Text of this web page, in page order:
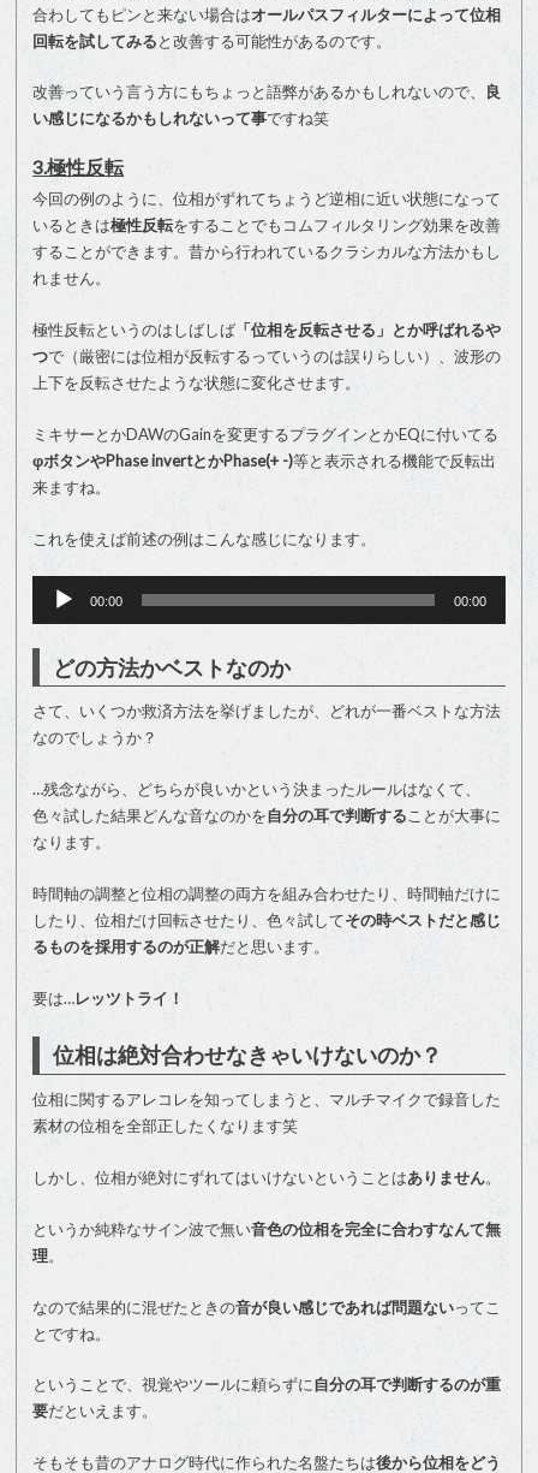
合わしてもピンと来ない場合はオールパスフィルターによって位相
回転を試してみると改善する可能性があるのです。
改善っていう言う方にもちょっと語弊があるかもしれないので、
良
い感じになるかもしれないって事ですね笑
3.極性反転
今回の例のように、位相がずれてちょうど逆相に近い状態になって
いるときは極性反転をすることでもコムフィルタリング効果を改善
することができます。昔から行われているクラシカルな方法かもし
れません。
極性反転というのはしばしば 「位相を反転させる」とか呼ばれるや
つで（厳密には位相が反転するっていうのは誤りらしい）、波形の
上下を反転させたような状態に変化させます。
ミキサーとかDAWのGainを変更するプラグインとかEQに付いてる
φボタンやPhase invertとかPhase(+ -)等と表示される機能で反転出
来ますね。
これを使えば前述の例はこんな感じになります。
プ
ヤ
ー
00:00 00:00
どの方法かベストなのか
さて、いくつか救済方法を挙げましたが、どれが一番ベストな方法
なのでしょうか？
…残念ながら、どちらが良いかという決まったルールはなくて、
色々試した結果どんな音なのかを自分の耳で判断することが大事に
なります。
時間軸の調整と位相の調整の両方を組み合わせたり、時間軸だけに
したり、位相だけ回転させたり、色々試してその時ベストだと感じ
るものを採用するのが正解だと思います。
要は…レッツトライ！
位相は絶対合わせなきゃいけないのか？
位相に関するアレコレを知ってしまうと、マルチマイクで録音した
素材の位相を全部正したくなります笑
しかし、位相が絶対にずれてはいけないということはありません。
というか純粋なサイン波で無い音色の位相を完全に合わすなんて無
理。
なので結果的に混ぜたときの音が良い感じであれば問題ないってこ
とですね。
ということで、視覚やツールに頼らずに自分の耳で判断するのが重
要だといえます。
そもそも昔のアナログ時代に作られた名盤たちは後から位相をどう